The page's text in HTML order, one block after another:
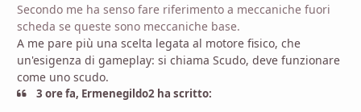
Secondo me ha senso fare riferimento a meccaniche fuori
scheda se queste sono meccaniche base.
A me pare più una scelta legata al motore fisico, che
un'esigenza di gameplay: si chiama Scudo, deve funzionare
come uno scudo.
3 ore fa, Ermenegildo2 ha scritto: